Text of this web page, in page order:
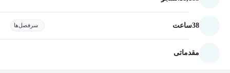
38ساعت سرفصل‌ها
مقدماتی